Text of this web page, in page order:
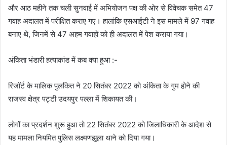
और आठ महीने तक चली सुनवाई में अभियोजन पक्ष की ओर से विवेचक समेत 47
गवाह अदालत में परीक्षित कराए गए। हालांकि एसआईटी ने इस मामले में 97 गवाह
बनाए थे, जिनमें से 47 अहम गवाहों को ही अदालत में पेश कराया गया।
अंकिता भंडारी हत्याकांड में कब क्या हुआ :-
रिजॉर्ट के मालिक पुलकित ने 20 सितंबर 2022 को अंकिता के गुम होने की
राजस्व क्षेत्र पट्टी उदयपुर पल्ला में शिकायत की।
लोगों का प्रदर्शन शुरू हुआ तो 22 सितंबर 2022 को जिलाधिकारी के आदेश से
यह मामला नियमित पुलिस लक्ष्मणझूला थाने को दिया गया।